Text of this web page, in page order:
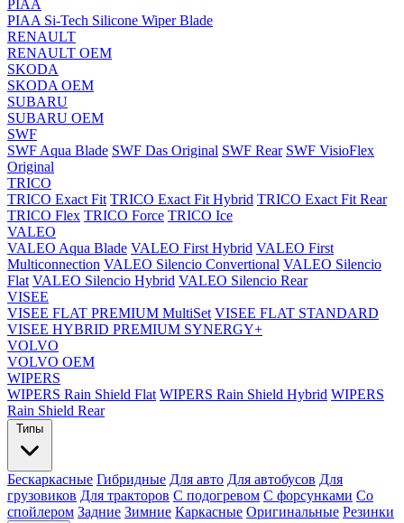
PIAA
PIAA Si-Tech Silicone Wiper Blade
RENAULT
RENAULT OEM
SKODA
SKODA OEM
SUBARU
SUBARU OEM
SWF
SWF Aqua Blade SWF Das Original SWF Rear SWF VisioFlex
Original
TRICO
TRICO Exact Fit TRICO Exact Fit Hybrid TRICO Exact Fit Rear
TRICO Flex TRICO Force TRICO Ice
VALEO
VALEO Aqua Blade VALEO First Hybrid VALEO First
Multiconnection VALEO Silencio Convertional VALEO Silencio
Flat VALEO Silencio Hybrid VALEO Silencio Rear
VISEE
VISEE FLAT PREMIUM MultiSet VISEE FLAT STANDARD
VISEE HYBRID PREMIUM SYNERGY+
VOLVO
VOLVO OEM
WIPERS
WIPERS Rain Shield Flat WIPERS Rain Shield Hybrid WIPERS
Rain Shield Rear
Типы
Бескаркасные Гибридные Для авто Для автобусов Для
грузовиков Для тракторов С подогревом С форсунками Со
спойлером Задние Зимние Каркасные Оригинальные Резинки